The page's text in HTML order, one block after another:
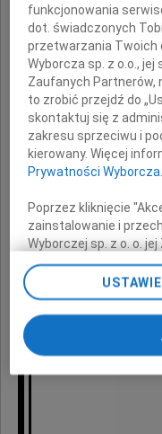
w
przy
do grobu
funkcjonowania
dot. świadczonych
przetwarzania Twoich
Wyborcza sp. z o.o., jej
Zaufanych Partnerów,
to zrobić przejdź do
skontaktuj się z
zakresu sprzeciwu i
kierowany. Więcej
Prywatności
Poprzez kliknięcie
zainstalowanie i
Wyborczej sp. z o. o.
na Twoim urządzeniu
chwili zmienić swoje
ponownie wywołując
preferencjami dot.
odnośnik „Ustawienia
przechodząc do sekcji
My, nasi Zaufani